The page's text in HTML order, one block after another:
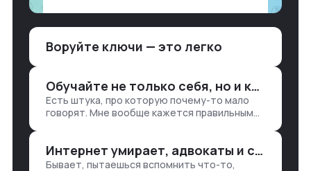
аналитикой лет 15 назад, нужно было:
продажи, заявки, прогресс по проекту
— все ручками
Воруйте ключи — это легко
Обучайте не только себя, но и клиентов
Есть штука, про которую почему-то мало
говорят. Мне вообще кажется правильным
хватаешь у клиента: е…
Интернет умирает, адвокаты и судьи в растерянности, а я хочу песню
Бывает, пытаешься вспомнить что-то,